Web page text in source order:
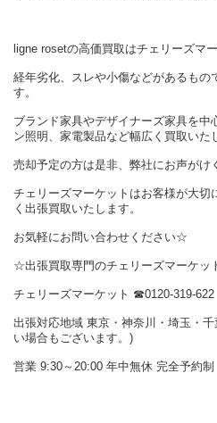
ligne rosetの高価買取はチェリーズマ
経年劣化、スレや小傷などがあるもの
す。
ブランド家具やデザイナーズ家具を中
ン照明、家電製品など幅広く買取いた
売却予定の方は是非、弊社にお声がけ
チェリーズマーケットはお客様が大切
く出張買取いたします。
お気軽にお問い合わせください☆
☆出張買取専門のチェリーズマーケッ
チェリーズマーケット ☎︎0120-319-622
出張対応地域 東京・神奈川・埼玉・
い場合もございます。)
営業 9:30～20:00 年中無休 完全予約制